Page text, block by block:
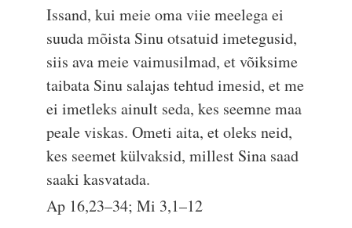
Issand, kui meie oma viie meelega ei
suuda mõista Sinu otsatuid imetegusid,
siis ava meie vaimusilmad, et võiksime
taibata Sinu salajas tehtud imesid, et me
ei imetleks ainult seda, kes seemne maa
peale viskas. Ometi aita, et oleks neid,
kes seemet külvaksid, millest Sina saad
saaki kasvatada.
Ap 16,23–34; Mi 3,1–12